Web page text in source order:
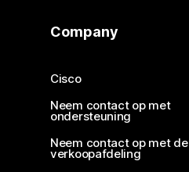
Company
Cisco
Neem contact op met
ondersteuning
Neem contact op met de
verkoopafdeling